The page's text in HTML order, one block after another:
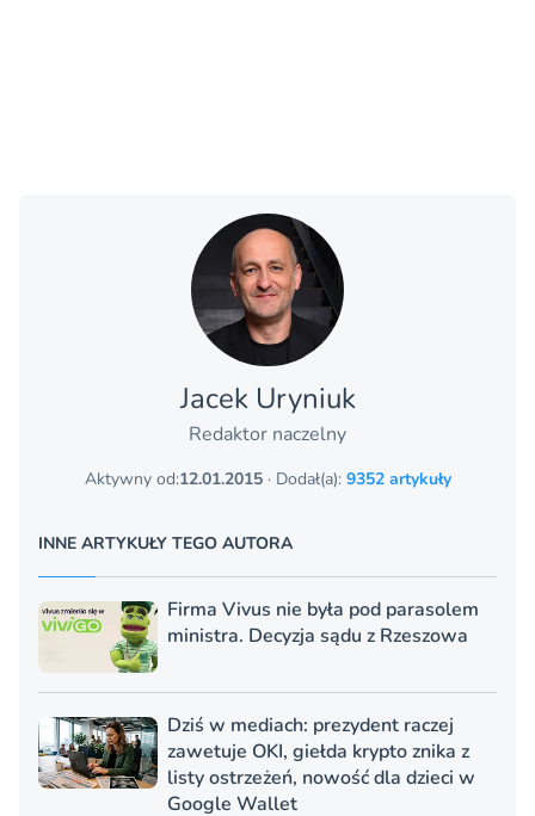
Jacek Uryniuk
Redaktor naczelny
Aktywny od:12.01.2015· Dodał(a): 9352 artykuły
INNE ARTYKUŁY TEGO AUTORA
Firma Vivus nie była pod parasolem
ministra. Decyzja sądu z Rzeszowa
Dziś w mediach: prezydent raczej
zawetuje OKI, giełda krypto znika z
listy ostrzeżeń, nowość dla dzieci w
Google Wallet